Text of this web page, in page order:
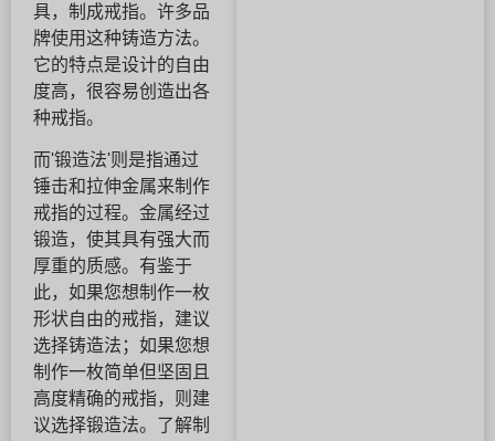
具，制成戒指。许多品
牌使用这种铸造方法。
它的特点是设计的自由
度高，很容易创造出各
种戒指。
而'锻造法'则是指通过
锤击和拉伸金属来制作
戒指的过程。金属经过
锻造，使其具有强大而
厚重的质感。有鉴于
此，如果您想制作一枚
形状自由的戒指，建议
选择铸造法；如果您想
制作一枚简单但坚固且
高度精确的戒指，则建
议选择锻造法。了解制